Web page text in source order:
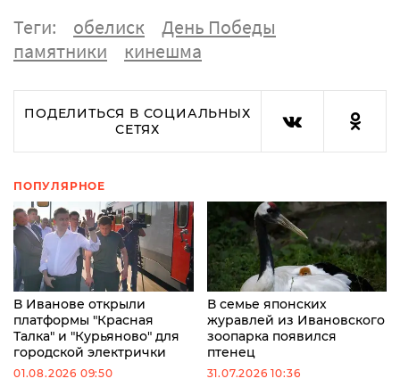
Теги: обелиск
День Победы
памятники
кинешма
ПОДЕЛИТЬСЯ В СОЦИАЛЬНЫХ
СЕТЯХ
ПОПУЛЯРНОЕ
В Иванове открыли
платформы "Красная
Талка" и "Курьяново" для
городской электрички
01.08.2026 09:50
В семье японских
журавлей из Ивановского
зоопарка появился
птенец
31.07.2026 10:36